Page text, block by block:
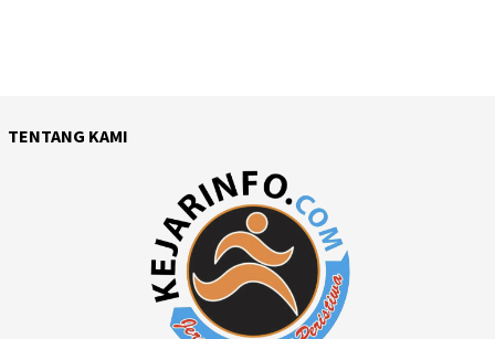
TENTANG KAMI